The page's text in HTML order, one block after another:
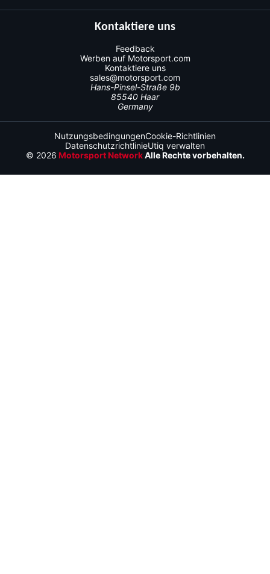
Kontaktiere uns
Feedback
Werben auf Motorsport.com
Kontaktiere uns
sales@motorsport.com
Hans-Pinsel-Straße 9b
85540 Haar
Germany
© 2026 Motorsport Network Alle Rechte vorbehalten.
NutzungsbedingungenCookie-Richtlinien
DatenschutzrichtlinieUtiq verwalten